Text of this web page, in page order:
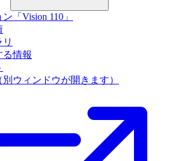
「Vision 110」
る情報
別ウィンドウが開きます）